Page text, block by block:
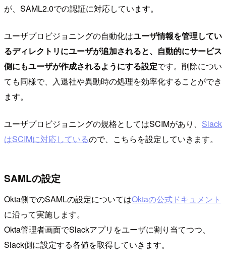
が、SAML2.0での認証に対応しています。
ユーザプロビジョニングの自動化はユーザ情報を管理してい
るディレクトリにユーザが追加されると、自動的にサービス
側にもユーザが作成されるようにする設定です。削除につい
ても同様で、入退社や異動時の処理を効率化することができ
ます。
ユーザプロビジョニングの規格としてはSCIMがあり、 Slack
はSCIMに対応しているので、こちらを設定していきます。
SAMLの設定
Okta側でのSAMLの設定についてはOktaの公式ドキュメント
に沿って実施します。
Okta管理者画面でSlackアプリをユーザに割り当てつつ、
Slack側に設定する各値を取得していきます。